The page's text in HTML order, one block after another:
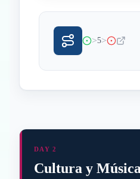
>5>
DAY 2
Cultura y